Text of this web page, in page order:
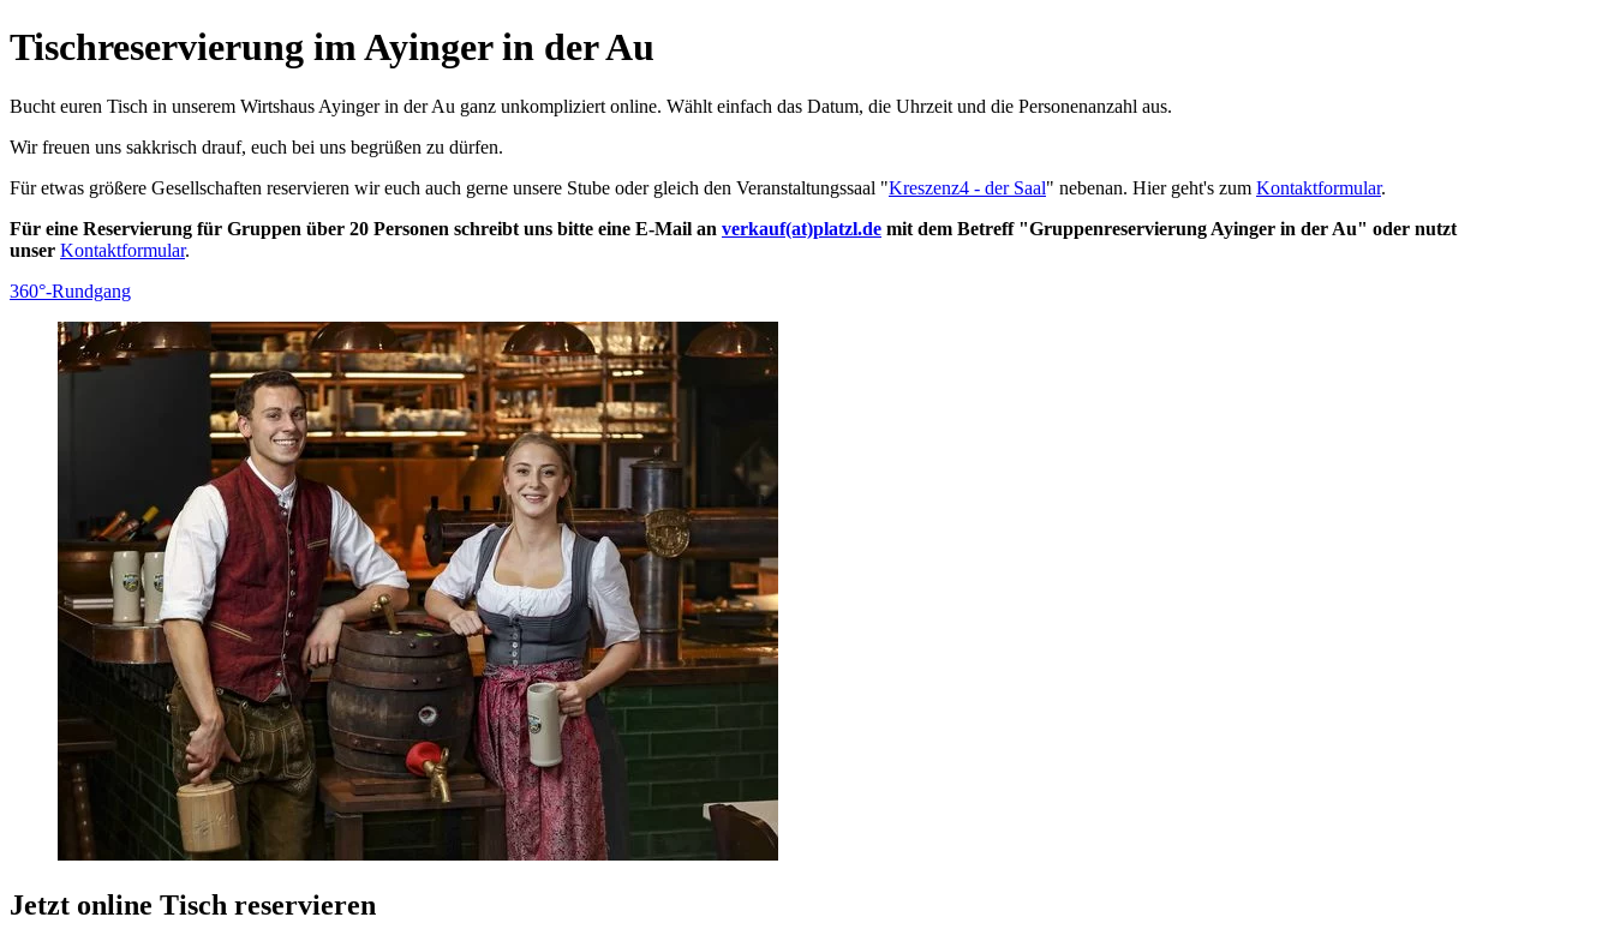
Tischreservierung im Ayinger in der Au
Bucht euren Tisch in unserem Wirtshaus Ayinger in der Au ganz unkompliziert online. Wählt einfach das Datum, die Uhrzeit und die Personenanzahl aus.
Wir freuen uns sakkrisch drauf, euch bei uns begrüßen zu dürfen.
Für etwas größere Gesellschaften reservieren wir euch auch gerne unsere Stube oder gleich den Veranstaltungssaal "Kreszenz4 - der Saal" nebenan. Hier geht's zum Kontaktformular.
Für eine Reservierung für Gruppen über 20 Personen schreibt uns bitte eine E-Mail an verkauf(at)platzl.de mit dem Betreff "Gruppenreservierung Ayinger in der Au" oder nutzt
unser Kontaktformular.
360°-Rundgang
Jetzt online Tisch reservieren